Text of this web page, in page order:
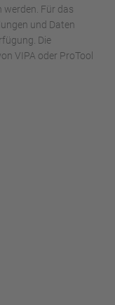
werden. Für das
und Daten
Die
VIPA oder ProTool